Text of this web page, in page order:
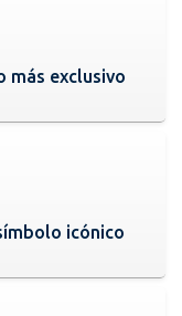
más exclusivo
icónico